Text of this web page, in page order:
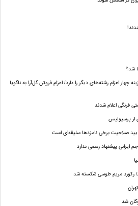
شد؟
اعزام رشته‌های دیگر را دارد/ اعزام فروتن گل‌آرا به ناگویا
فرنگی اعلام شدند
از پرسپولیس
صلاحیت برخی نامزدها سلیقه‌ای است
ایرانی پیشنهاد رسمی ندارد
رکورد مریم طوسی شکسته شد
شد